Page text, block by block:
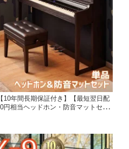
10年間長期保証付き】【最短翌日配
円相当ヘッドホン・防音マットセッ
電子ピアノ 88鍵盤 LX-6 L
ドホン&防音マットセット】